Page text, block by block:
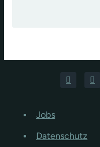
Jobs
Datenschutz